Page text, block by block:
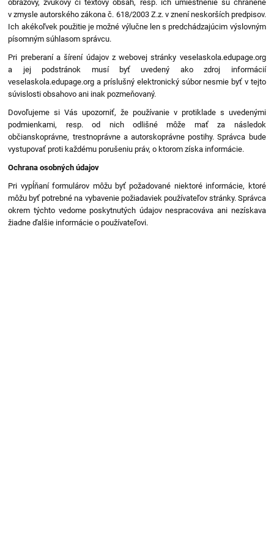
obrazový, zvukový či textový obsah, resp. ich umiestnenie sú chránené
v zmysle autorského zákona č. 618/2003 Z.z. v znení neskorších predpisov.
Ich akékoľvek použitie je možné výlučne len s predchádzajúcim výslovným
písomným súhlasom správcu.
Pri preberaní a šírení údajov z webovej stránky veselaskola.edupage.org
a jej podstránok musí byť uvedený ako zdroj informácií
veselaskola.edupage.org a príslušný elektronický súbor nesmie byť v tejto
súvislosti obsahovo ani inak pozmeňovaný.
Dovoľujeme si Vás upozorniť, že používanie v protiklade s uvedenými
podmienkami, resp. od nich odlišné môže mať za následok
občianskoprávne, trestnoprávne a autorskoprávne postihy. Správca bude
vystupovať proti každému porušeniu práv, o ktorom získa informácie.
Ochrana osobných údajov
Pri vypĺňaní formulárov môžu byť požadované niektoré informácie, ktoré
môžu byť potrebné na vybavenie požiadaviek používateľov stránky. Správca
okrem týchto vedome poskytnutých údajov nespracováva ani nezískava
žiadne ďalšie informácie o používateľovi.